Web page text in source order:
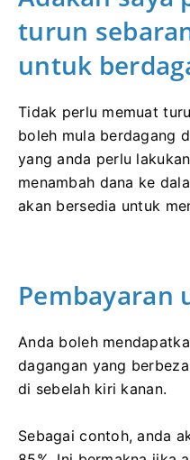
turun
untuk
Tidak perlu memuat
boleh mula berdagang
yang anda perlu
menambah dana ke
akan bersedia untuk
Pembayaran
Anda boleh
dagangan yang
di sebelah kiri kanan.
Sebagai contoh, anda